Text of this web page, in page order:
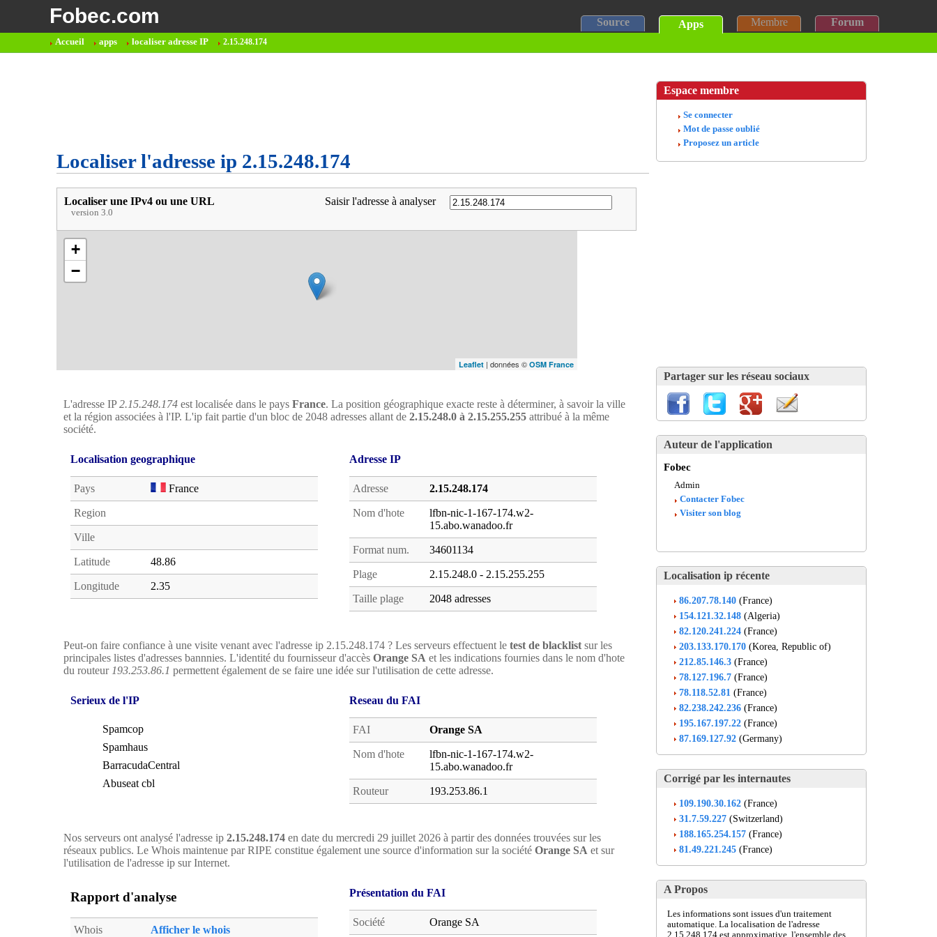
Fobec.com Source Apps Membre Forum
Accueil apps localiser adresse IP 2.15.248.174
Localiser l'adresse ip 2.15.248.174
Localiser une IPv4 ou une URL
version 3.0
Saisir l'adresse à analyser
+
−
Leaflet | données © OSM France
L'adresse IP2.15.248.174 est localisée dans le pays France. La position géographique exacte reste à déterminer, à savoir la ville
et la région associées à l'IP. L'ip fait partie d'un bloc de 2048 adresses allant de 2.15.248.0 à 2.15.255.255 attribué à la même
société.
Localisation geographique
Pays France
Region
Ville
Latitude 48.86
Longitude 2.35
Adresse IP
Adresse 2.15.248.174
Nom d'hote
lfbn-nic-1-167-174.w2-
15.abo.wanadoo.fr
Format num. 34601134
Plage 2.15.248.0 - 2.15.255.255
Taille plage 2048 adresses
Peut-on faire confiance à une visite venant avec l'adresse ip 2.15.248.174 ? Les serveurs effectuent le test de blacklist sur les
principales listes d'adresses bannnies. L'identité du fournisseur d'accès Orange SA et les indications fournies dans le nom d'hote
du routeur 193.253.86.1 permettent également de se faire une idée sur l'utilisation de cette adresse.
Serieux de l'IP
Spamcop
Spamhaus
BarracudaCentral
Abuseat cbl
Reseau du FAI
FAI Orange SA
Nom d'hote
lfbn-nic-1-167-174.w2-
15.abo.wanadoo.fr
Routeur 193.253.86.1
Nos serveurs ont analysé l'adresse ip 2.15.248.174 en date du mercredi 29 juillet 2026 à partir des données trouvées sur les
réseaux publics. Le Whois maintenue par RIPE constitue également une source d'information sur la société Orange SA et sur
l'utilisation de l'adresse ip sur Internet.
Rapport d'analyse
Whois Afficher le whois
Présentation du FAI
Société Orange SA
Espace membre
Se connecter
Mot de passe oublié
Proposez un article
Partager sur les réseau sociaux
Auteur de l'application
Fobec
Admin
Contacter Fobec
Visiter son blog
Localisation ip récente
86.207.78.140 (France)
154.121.32.148 (Algeria)
82.120.241.224 (France)
203.133.170.170 (Korea, Republic of)
212.85.146.3 (France)
78.127.196.7 (France)
78.118.52.81 (France)
82.238.242.236 (France)
195.167.197.22 (France)
87.169.127.92 (Germany)
Corrigé par les internautes
109.190.30.162 (France)
31.7.59.227 (Switzerland)
188.165.254.157 (France)
81.49.221.245 (France)
A Propos
Les informations sont issues d'un traitement
automatique. La localisation de l'adresse
2.15.248.174 est approximative, l'ensemble des